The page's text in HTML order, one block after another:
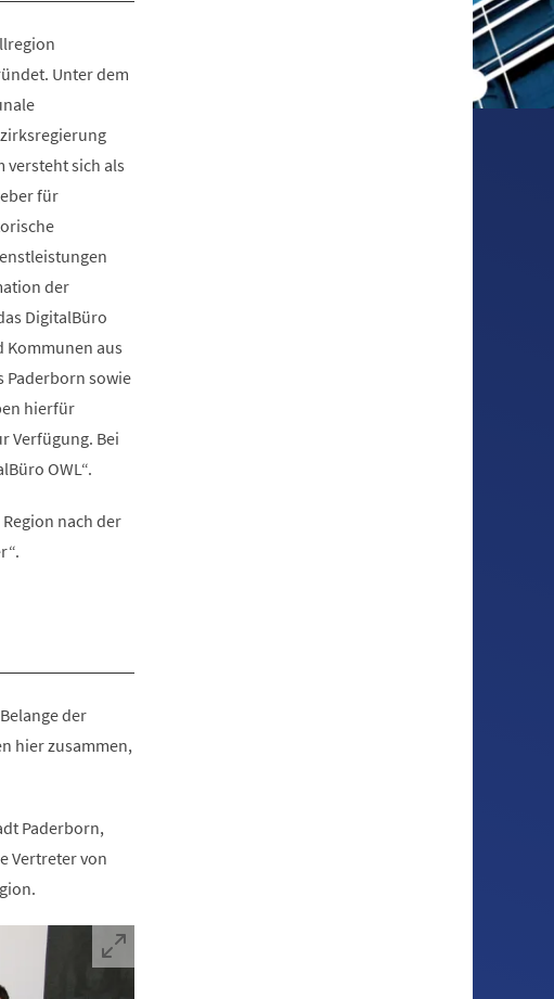
Unter dem
versteht sich als
für
der
DigitalBüro
Kommunen aus
Paderborn sowie
hierfür
Verfügung. Bei
OWL“.
nach der
der
hier zusammen,
Paderborn,
Vertreter von